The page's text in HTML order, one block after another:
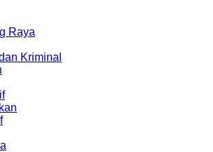
Raya
Kriminal